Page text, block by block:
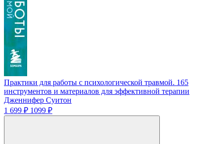
Практики для работы с психологической травмой. 165
инструментов и материалов для эффективной терапии
Дженнифер Суитон
1 699 ₽ 1099 ₽